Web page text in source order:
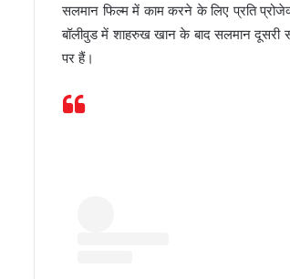
सलमान फिल्म में काम करने के लिए प्रति
बॉलीवुड में शाहरुख खान के बाद सलमान दूसरी
पर हैं।